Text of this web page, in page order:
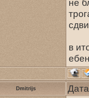
не
в
Dmitrijs